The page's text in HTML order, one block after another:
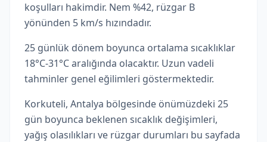
koşulları hakimdir. Nem %42, rüzgar B
yönünden 5 km/s hızındadır.
25 günlük dönem boyunca ortalama sıcaklıklar
18°C-31°C aralığında olacaktır. Uzun vadeli
tahminler genel eğilimleri göstermektedir.
Korkuteli, Antalya bölgesinde önümüzdeki 25
gün boyunca beklenen sıcaklık değişimleri,
yağış olasılıkları ve rüzgar durumları bu sayfada